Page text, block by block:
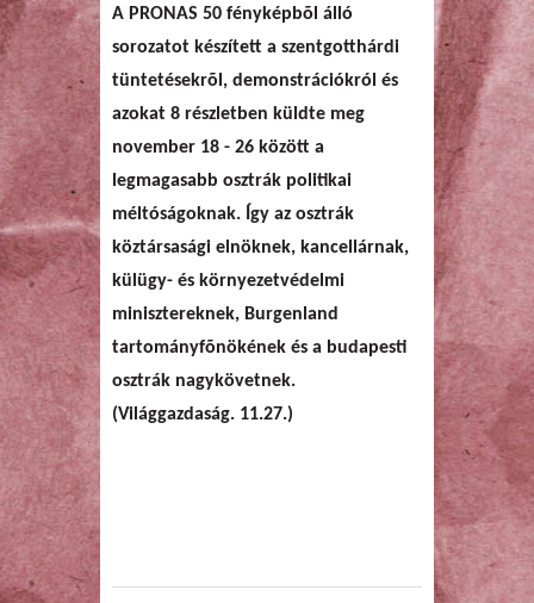
a hulladékégetővel?
A PRONAS 50 fényképbõl álló
sorozatot készített a szentgotthárdi
tüntetésekrõl, demonstrációkról és
azokat 8 részletben küldte meg
november 18 - 26 között a
legmagasabb osztrák politikai
méltóságoknak. Így az osztrák
köztársasági elnöknek, kancellárnak,
külügy- és környezetvédelmi
minisztereknek, Burgenland
tartományfõnökének és a budapesti
osztrák nagykövetnek.
(Világgazdaság. 11.27.)